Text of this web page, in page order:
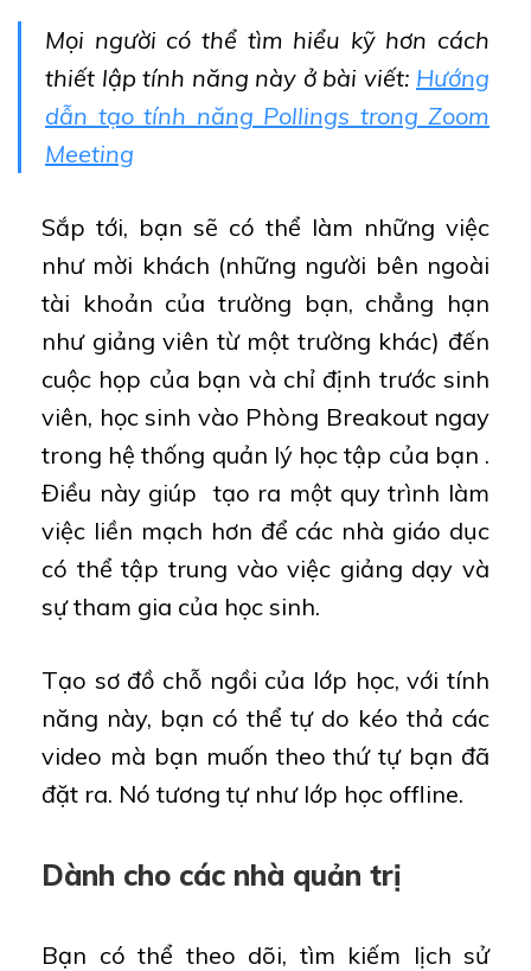
Mọi người có thể tìm hiểu kỹ hơn cách
thiết lập tính năng này ở bài viết: Hướng
dẫn tạo tính năng Pollings trong Zoom
Meeting
Sắp tới, bạn sẽ có thể làm những việc
như mời khách (những người bên ngoài
tài khoản của trường bạn, chẳng hạn
như giảng viên từ một trường khác) đến
cuộc họp của bạn và chỉ định trước sinh
viên, học sinh vào Phòng Breakout ngay
trong hệ thống quản lý học tập của bạn .
Điều này giúp tạo ra một quy trình làm
việc liền mạch hơn để các nhà giáo dục
có thể tập trung vào việc giảng dạy và
sự tham gia của học sinh.
Tạo sơ đồ chỗ ngồi của lớp học, với tính
năng này, bạn có thể tự do kéo thả các
video mà bạn muốn theo thứ tự bạn đã
đặt ra. Nó tương tự như lớp học offline.
Dành cho các nhà quản trị
Bạn có thể theo dõi, tìm kiếm lịch sử